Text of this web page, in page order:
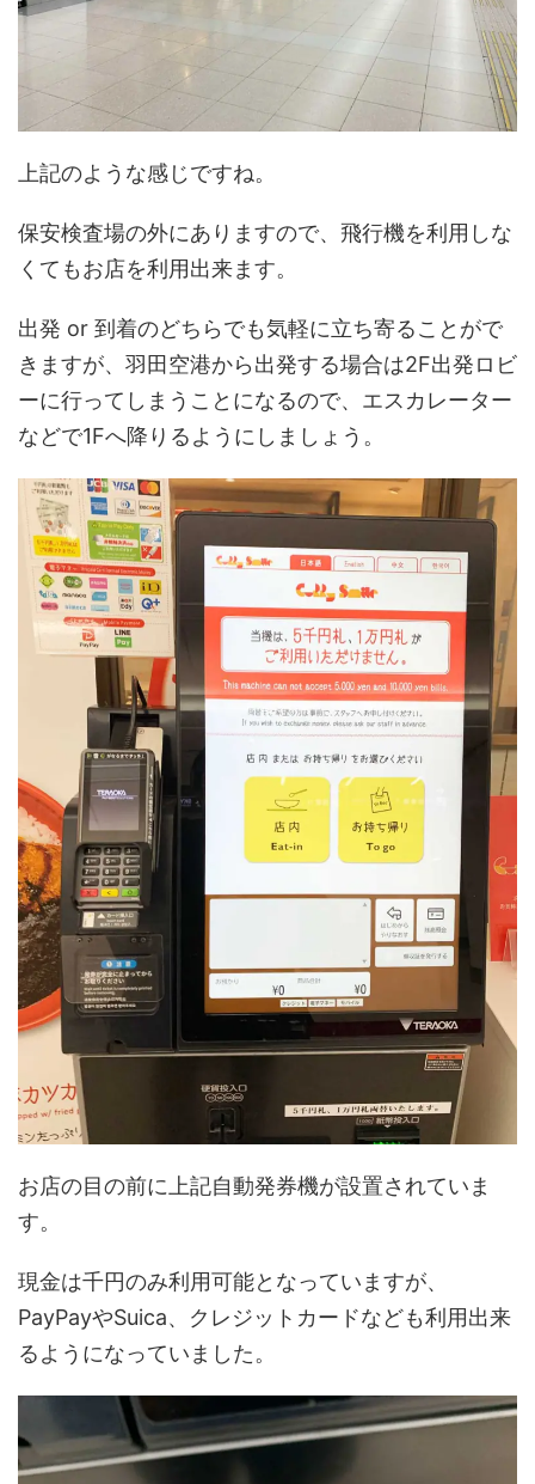
上記のような感じですね。
保安検査場の外にありますので、飛行機を利用しな
くてもお店を利用出来ます。
出発 or 到着のどちらでも気軽に立ち寄ることがで
きますが、羽田空港から出発する場合は2F出発ロビ
ーに行ってしまうことになるので、エスカレーター
などで1Fへ降りるようにしましょう。
お店の目の前に上記自動発券機が設置されていま
す。
現金は千円のみ利用可能となっていますが、
PayPayやSuica、クレジットカードなども利用出来
るようになっていました。